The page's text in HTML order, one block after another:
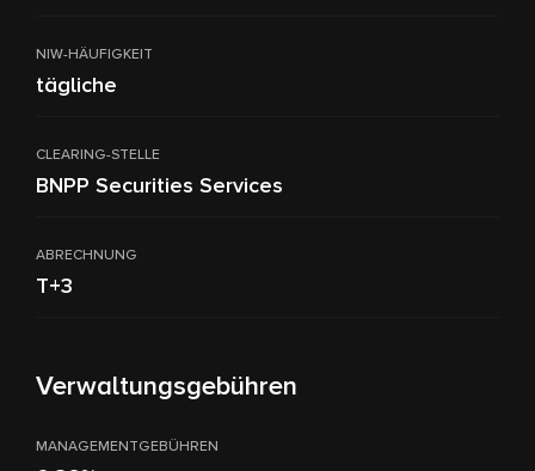
NIW-HÄUFIGKEIT
tägliche
CLEARING-STELLE
BNPP Securities Services
ABRECHNUNG
T+3
Verwaltungsgebühren
MANAGEMENTGEBÜHREN